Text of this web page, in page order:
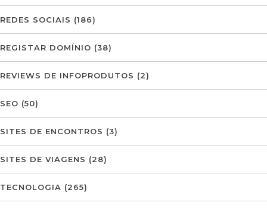
REDES SOCIAIS (186)
REGISTAR DOMÍNIO (38)
REVIEWS DE INFOPRODUTOS (2)
SEO (50)
SITES DE ENCONTROS (3)
SITES DE VIAGENS (28)
TECNOLOGIA (265)